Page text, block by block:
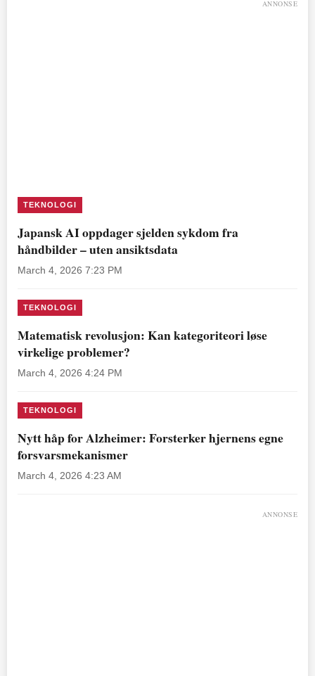
ANNONSE
TEKNOLOGI
Japansk AI oppdager sjelden sykdom fra
håndbilder – uten ansiktsdata
March 4, 2026 7:23 PM
TEKNOLOGI
Matematisk revolusjon: Kan kategoriteori løse
virkelige problemer?
March 4, 2026 4:24 PM
TEKNOLOGI
Nytt håp for Alzheimer: Forsterker hjernens egne
forsvarsmekanismer
March 4, 2026 4:23 AM
ANNONSE